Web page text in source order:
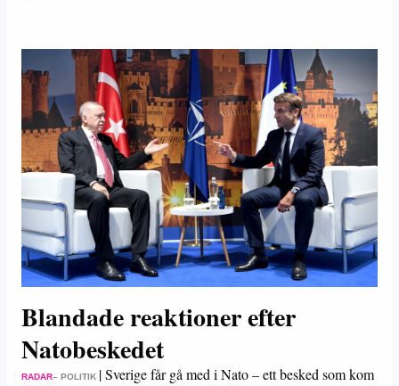
Blandade reaktioner efter
Natobeskedet
RADAR– POLITIK |Sverige får gå med i Nato – ett besked som kom